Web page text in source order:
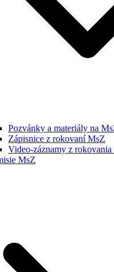
Pozvánky a materiály na
Zápisnice z rokovaní MsZ
Video-záznamy z
MsZ